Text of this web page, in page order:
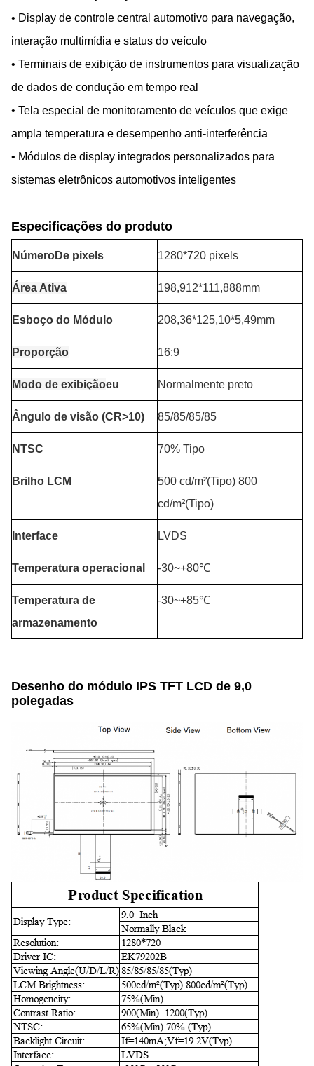
• Display de controle central automotivo para navegação,
interação multimídia e status do veículo
• Terminais de exibição de instrumentos para visualização
de dados de condução em tempo real
• Tela especial de monitoramento de veículos que exige
ampla temperatura e desempenho anti-interferência
• Módulos de display integrados personalizados para
sistemas eletrônicos automotivos inteligentes
Especificações do produto
NúmeroDe pixels 1280*720 pixels
Área Ativa 198,912*111,888mm
Esboço do Módulo 208,36*125,10*5,49mm
Proporção 16:9
Modo de exibiçãoeu Normalmente preto
Ângulo de visão (CR>10) 85/85/85/85
NTSC 70% Tipo
Brilho LCM
500 cd/m²(Tipo) 800
cd/m²(Tipo)
Interface LVDS
Temperatura operacional -30~+80℃
Temperatura de
armazenamento
-30~+85℃
Desenho do módulo IPS TFT LCD de 9,0
polegadas